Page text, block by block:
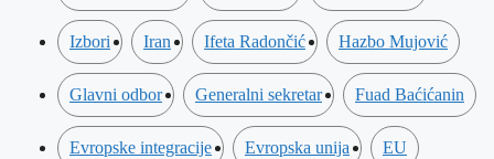
Izbori Iran Ifeta Radončić Hazbo Mujović
Glavni odbor Generalni sekretar Fuad Baćićanin
Evropske integracije Evropska unija EU